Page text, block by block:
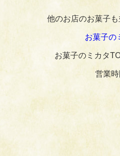
他のお店のお菓子
お菓子の
お菓子のミカタ
営業